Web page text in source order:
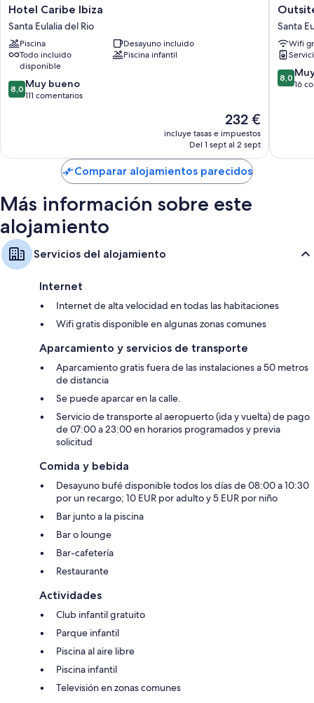
Hotel
Caribe
Ibiza
Santa
Eulalia
del
Rio
Hotel Caribe Ibiza
Santa Eulalia del Rio
Piscina
Desayuno incluido
Todo incluido
disponible
Piscina infantil
8.0
sobre
8,0 Muy bueno
111 comentarios
El
precio
actual
de
232 €
232 €
incluye tasas e impuestos
Del 1 sept al 2 sept
Outsite
Ibiza
-
Work,
Explore
Santa
Santa
Wifi
8.0
sobre
8,0
16
Comparar alojamientos parecidos
Más información sobre este
alojamiento
Servicios del alojamiento
Internet
Internet de alta velocidad en todas las habitaciones
Wifi gratis disponible en algunas zonas comunes
Aparcamiento y servicios de transporte
Aparcamiento gratis fuera de las instalaciones a 50 metros
de distancia
Se puede aparcar en la calle.
Servicio de transporte al aeropuerto (ida y vuelta) de pago
de 07:00 a 23:00 en horarios programados y previa
solicitud
Comida y bebida
Desayuno bufé disponible todos los días de 08:00 a 10:30
por un recargo; 10 EUR por adulto y 5 EUR por niño
Bar junto a la piscina
Bar o lounge
Bar-cafetería
Restaurante
Actividades
Club infantil gratuito
Parque infantil
Piscina al aire libre
Piscina infantil
Televisión en zonas comunes